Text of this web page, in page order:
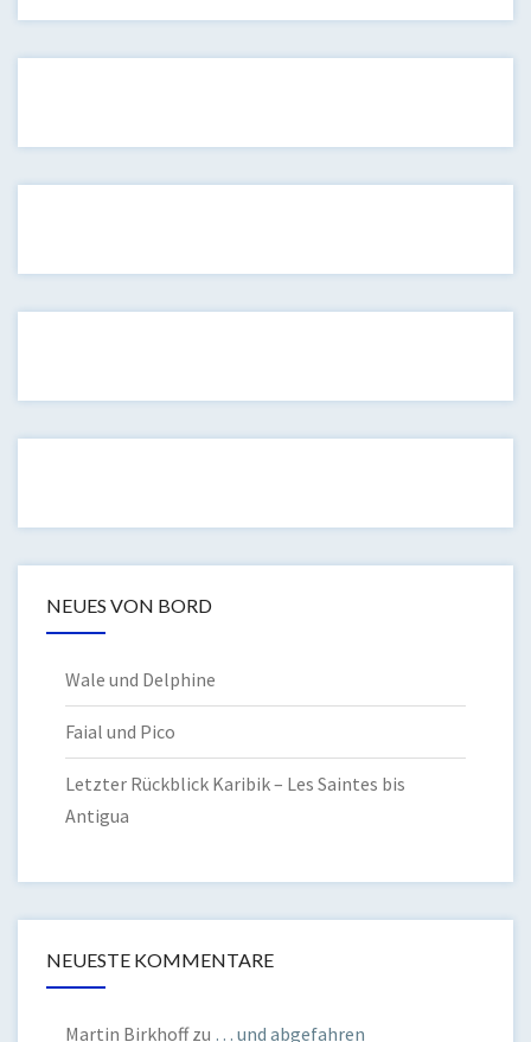
NEUES VON BORD
Wale und Delphine
Faial und Pico
Letzter Rückblick Karibik – Les Saintes bis
Antigua
NEUESTE KOMMENTARE
Martin Birkhoffzu … und abgefahren